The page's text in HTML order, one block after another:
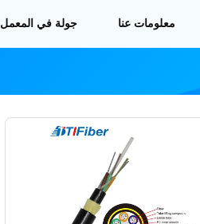
معلومات عنا جولة في المعمل